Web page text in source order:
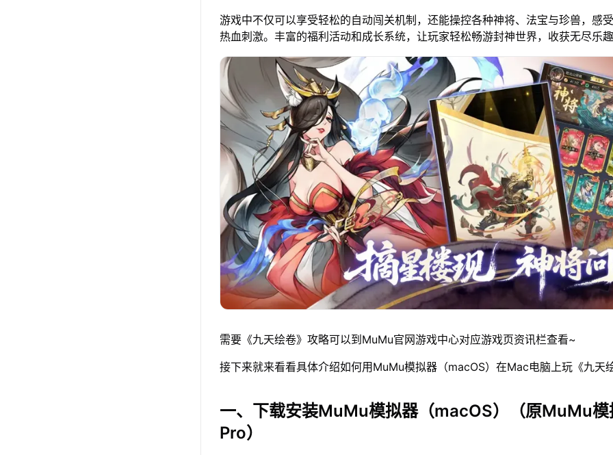
游戏中不仅可以享受轻松的自动闯关机制，还能操控各种神将、法宝与珍兽，感
热血刺激。丰富的福利活动和成长系统，让玩家轻松畅游封神世界，收获无尽乐
需要《九天绘卷》攻略可以到MuMu官网游戏中心对应游戏页资讯栏查看~
接下来就来看看具体介绍如何用MuMu模拟器（macOS）在Mac电脑上玩《九天
一、下载安装MuMu模拟器（macOS）（原MuMu模
Pro）